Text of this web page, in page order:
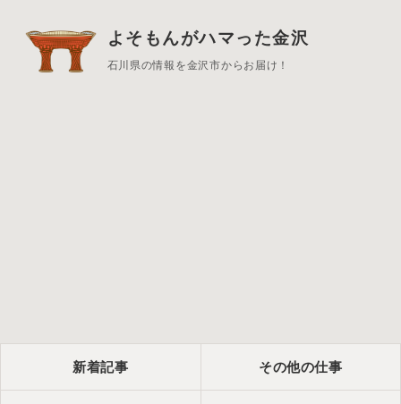
よそもんがハマった金沢
石川県の情報を金沢市からお届け！
新着記事 その他の仕事